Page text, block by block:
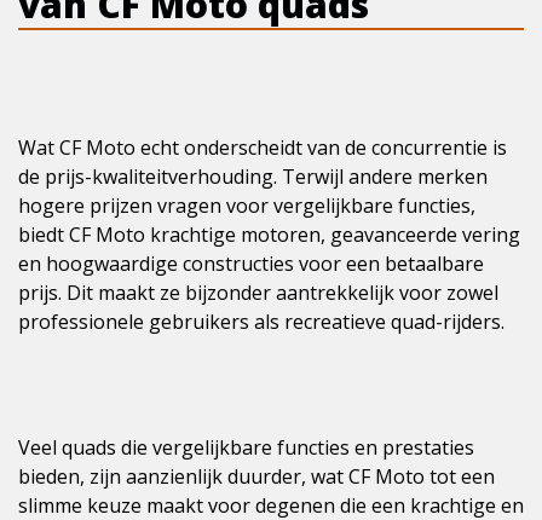
Wat CF Moto echt onderscheidt van de concurrentie is
de prijs-kwaliteitverhouding. Terwijl andere merken
hogere prijzen vragen voor vergelijkbare functies,
biedt CF Moto krachtige motoren, geavanceerde vering
en hoogwaardige constructies voor een betaalbare
prijs. Dit maakt ze bijzonder aantrekkelijk voor zowel
professionele gebruikers als recreatieve quad-rijders.
Veel quads die vergelijkbare functies en prestaties
bieden, zijn aanzienlijk duurder, wat CF Moto tot een
slimme keuze maakt voor degenen die een krachtige en